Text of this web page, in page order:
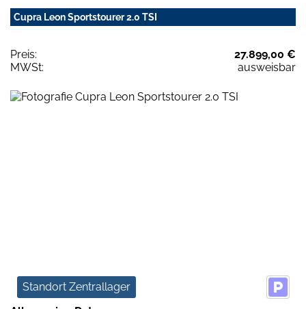
Cupra Leon Sportstourer 2.0 TSI
Preis:
27.899,00 €
MWSt:
ausweisbar
Standort Zentrallager